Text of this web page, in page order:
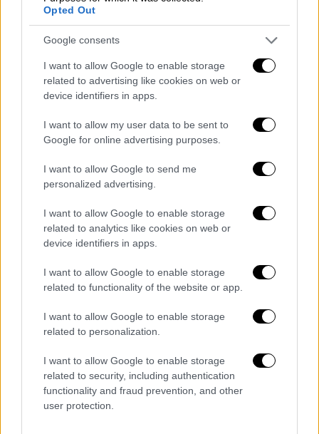
Opted Out
Google consents
I want to allow Google to enable storage
related to advertising like cookies on web or
device identifiers in apps.
I want to allow my user data to be sent to
Google for online advertising purposes.
I want to allow Google to send me
personalized advertising.
I want to allow Google to enable storage
related to analytics like cookies on web or
device identifiers in apps.
I want to allow Google to enable storage
related to functionality of the website or app.
I want to allow Google to enable storage
related to personalization.
I want to allow Google to enable storage
related to security, including authentication
functionality and fraud prevention, and other
user protection.
όλα αυτά εν μέσω κρίσης και πανδημίας.
Φυσικά πολλοί λίγοι είναι εκείνοι που
μπορούν να λένε τα πράγματα με το όνομα
τους. Υπάρχουν διώξεις, αποκλεισμοί,
απολύσεις, ποινές, απολύσεις και όλοι
φοβούνται. Ακόμα και οι περισσότεροι
λογαριασμοί στα social media είναι
ψευδώνυμα".
Αυξήσεις φωτιά σε καύσιμα και
φάρμακα
Σύμφωνα με τον Ασλάν το μεγαλύτερο
πρόβλημα θα δημιουργηθεί από την αύξηση
στην αγορά αλλά και από τα προβλήματα που
ήδη παρατηρούνται στην αγορά των
φαρμάκων. "Επειδή γνωρίζω καλά την
φαρμακευτική αγορά σας λέω πως σύντομα
μείωσης της παραγωγής αλλά και μιας
σειράς άλλων παραγόντων που έχουν να
κάνουν με τις εισαγωγές και το συνάλλαγμα.